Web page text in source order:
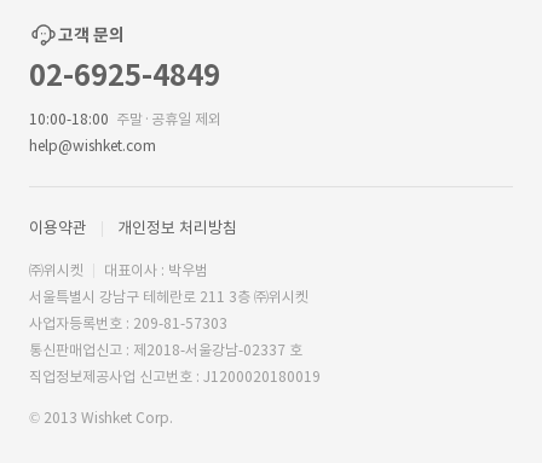
고객 문의
02-6925-4849
10:00-18:00 주말·공휴일 제외
help@wishket.com
이용약관 개인정보 처리방침
㈜위시켓
대표이사 : 박우범
서울특별시 강남구 테헤란로 211 3층 ㈜위시켓
사업자등록번호 : 209-81-57303
통신판매업신고 : 제2018-서울강남-02337 호
직업정보제공사업 신고번호 : J1200020180019
© 2013 Wishket Corp.